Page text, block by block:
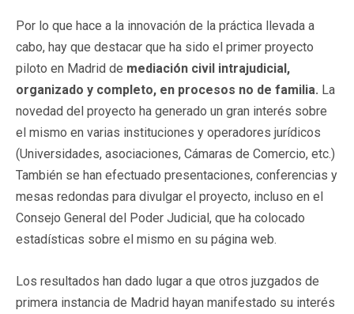
Por lo que hace a la innovación de la práctica llevada a
cabo, hay que destacar que ha sido el primer proyecto
piloto en Madrid de mediación civil intrajudicial,
organizado y completo, en procesos no de familia. La
novedad del proyecto ha generado un gran interés sobre
el mismo en varias instituciones y operadores jurídicos
(Universidades, asociaciones, Cámaras de Comercio, etc.)
También se han efectuado presentaciones, conferencias y
mesas redondas para divulgar el proyecto, incluso en el
Consejo General del Poder Judicial, que ha colocado
estadísticas sobre el mismo en su página web.
Los resultados han dado lugar a que otros juzgados de
primera instancia de Madrid hayan manifestado su interés